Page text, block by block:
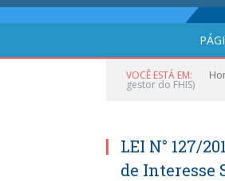
VOCÊ ESTÁ EM:
gestor do FHIS)
LEI N° 127/
de Interesse